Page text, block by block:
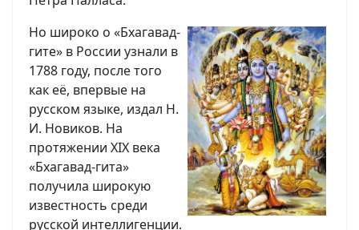
Но широко о «Бхагавад-
гите» в России узнали в
1788 году, после того
как её, впервые на
русском языке, издал Н.
И. Новиков. На
протяжении XIX века
«Бхагавад-гита»
получила широкую
известность среди
русской интеллигенции.